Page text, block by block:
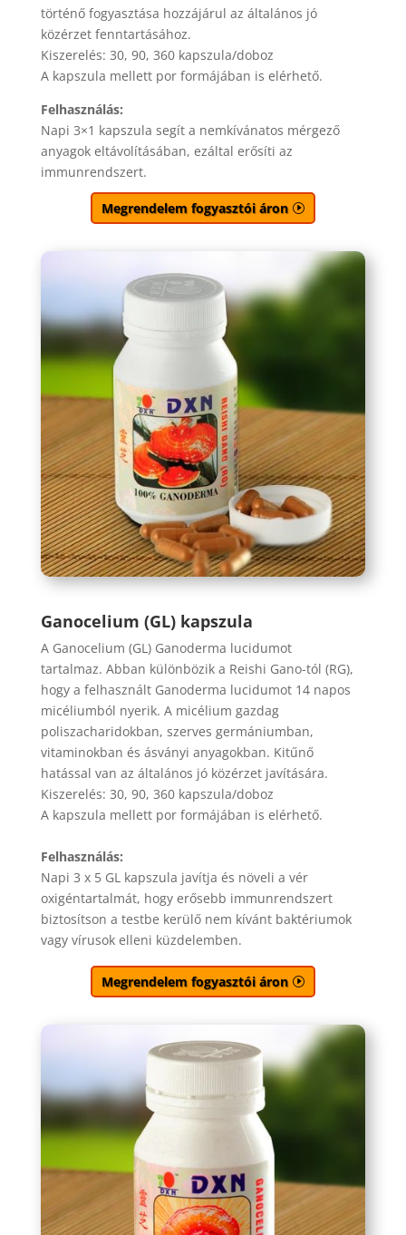
történő fogyasztása hozzájárul az általános jó
közérzet fenntartásához.
Kiszerelés: 30, 90, 360 kapszula/doboz
A kapszula mellett por formájában is elérhető.
Felhasználás:
Napi 3×1 kapszula segít a nemkívánatos mérgező
anyagok eltávolításában, ezáltal erősíti az
immunrendszert.
Megrendelem fogyasztói áron
Ganocelium (GL) kapszula
A Ganocelium (GL) Ganoderma lucidumot
tartalmaz. Abban különbözik a Reishi Gano-tól (RG),
hogy a felhasznált Ganoderma lucidumot 14 napos
micéliumból nyerik. A micélium gazdag
poliszacharidokban, szerves germániumban,
vitaminokban és ásványi anyagokban. Kitűnő
hatással van az általános jó közérzet javítására.
Kiszerelés: 30, 90, 360 kapszula/doboz
A kapszula mellett por formájában is elérhető.
Felhasználás:
Napi 3 x 5 GL kapszula javítja és növeli a vér
oxigéntartalmát, hogy erősebb immunrendszert
biztosítson a testbe kerülő nem kívánt baktériumok
vagy vírusok elleni küzdelemben.
Megrendelem fogyasztói áron